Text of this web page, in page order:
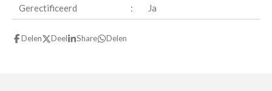
Gerectificeerd : Ja
Delen Deel Share Delen